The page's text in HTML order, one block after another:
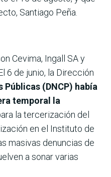
Santiago Peña.
Cevima, Ingall SA y
6 de junio, la Dirección
(DNCP) había
temporal la
la tercerización del
en el Instituto de
masivas denuncias de
a sonar varias